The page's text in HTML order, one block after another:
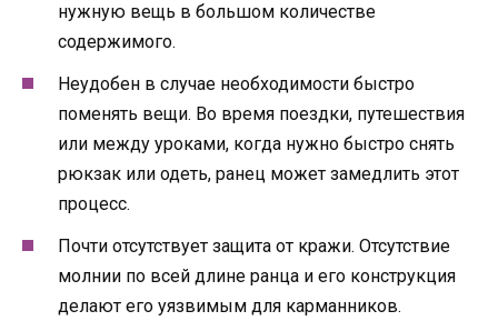
нужную вещь в большом количестве
содержимого.
Неудобен в случае необходимости быстро
поменять вещи. Во время поездки, путешествия
или между уроками, когда нужно быстро снять
рюкзак или одеть, ранец может замедлить этот
процесс.
Почти отсутствует защита от кражи. Отсутствие
молнии по всей длине ранца и его конструкция
делают его уязвимым для карманников.